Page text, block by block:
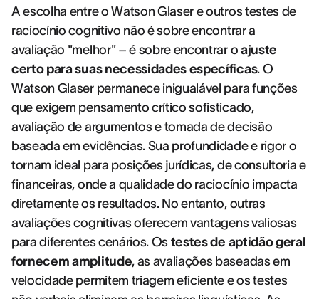
A escolha entre o Watson Glaser e outros testes de
raciocínio cognitivo não é sobre encontrar a
avaliação "melhor" – é sobre encontrar o ajuste
certo para suas necessidades específicas. O
Watson Glaser permanece inigualável para funções
que exigem pensamento crítico sofisticado,
avaliação de argumentos e tomada de decisão
baseada em evidências. Sua profundidade e rigor o
tornam ideal para posições jurídicas, de consultoria e
financeiras, onde a qualidade do raciocínio impacta
diretamente os resultados. No entanto, outras
avaliações cognitivas oferecem vantagens valiosas
para diferentes cenários. Os testes de aptidão geral
fornecem amplitude, as avaliações baseadas em
velocidade permitem triagem eficiente e os testes